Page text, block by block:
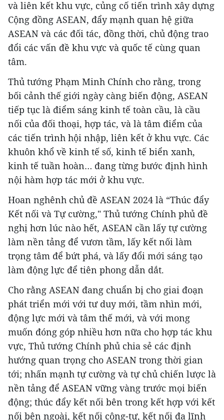
và liên kết khu vực, củng cố tiến trình xây dựng
Cộng đồng ASEAN, đẩy mạnh quan hệ giữa
ASEAN và các đối tác, đồng thời, chủ động trao
đổi các vấn đề khu vực và quốc tế cùng quan
tâm.
Thủ tướng Phạm Minh Chính cho rằng, trong
bối cảnh thế giới ngày càng biến động, ASEAN
tiếp tục là điểm sáng kinh tế toàn cầu, là cầu
nối của đối thoại, hợp tác, và là tâm điểm của
các tiến trình hội nhập, liên kết ở khu vực. Các
khuôn khổ về kinh tế số, kinh tế biển xanh,
kinh tế tuần hoàn… đang từng bước định hình
nội hàm hợp tác mới ở khu vực.
Hoan nghênh chủ đề ASEAN 2024 là “Thúc đẩy
Kết nối và Tự cường," Thủ tướng Chính phủ đề
nghị hơn lúc nào hết, ASEAN cần lấy tự cường
làm nền tảng để vươn tầm, lấy kết nối làm
trọng tâm để bứt phá, và lấy đổi mới sáng tạo
làm động lực để tiên phong dẫn dắt.
Cho rằng ASEAN đang chuẩn bị cho giai đoạn
phát triển mới với tư duy mới, tầm nhìn mới,
động lực mới và tâm thế mới, và với mong
muốn đóng góp nhiều hơn nữa cho hợp tác khu
vực, Thủ tướng Chính phủ chia sẻ các định
hướng quan trọng cho ASEAN trong thời gian
tới; nhấn mạnh tự cường và tự chủ chiến lược là
nền tảng để ASEAN vững vàng trước mọi biến
động; thúc đẩy kết nối bên trong kết hợp với kết
nối bên ngoài, kết nối công-tư, kết nối đa lĩnh